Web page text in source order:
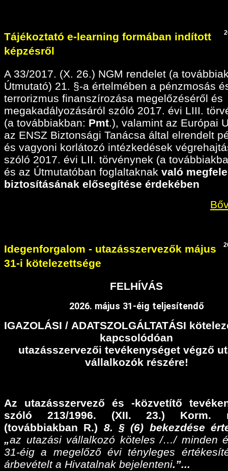
Tájékoztató e-learning formában indított
képzésről
A 33/2017. (X. 26.) NGM rendelet (a
Útmutató) 21. §-a értelmében a pénzmosás
terrorizmus finanszírozása megelőzéséről és
megakadályozásáról szóló 2017. évi LIII.
(a továbbiakban: Pmt.), valamint az Európai
az ENSZ Biztonsági Tanácsa által elrendelt
és vagyoni korlátozó intézkedések
szóló 2017. évi LII. törvénynek (a
és az Útmutatóban foglaltaknak való
biztosításának elősegítése érdekében
Idegenforgalom - utazásszervezők május
31-i kötelezettsége
FELHÍVÁS
2026. május 31-éig teljesítendő
IGAZOLÁSI / ADATSZOLGÁLTATÁSI
kapcsolódóan
utazásszervezői tevékenységet végző
vállalkozók részére!
Az utazásszervező és -közvetítő
szóló 213/1996. (XII. 23.) Korm.
(továbbiakban R.) 8. § (6) bekezdése
„az utazási vállalkozó köteles /…/ minden
31-éig a megelőző évi tényleges
árbevételt a Hivatalnak bejelenteni.”...